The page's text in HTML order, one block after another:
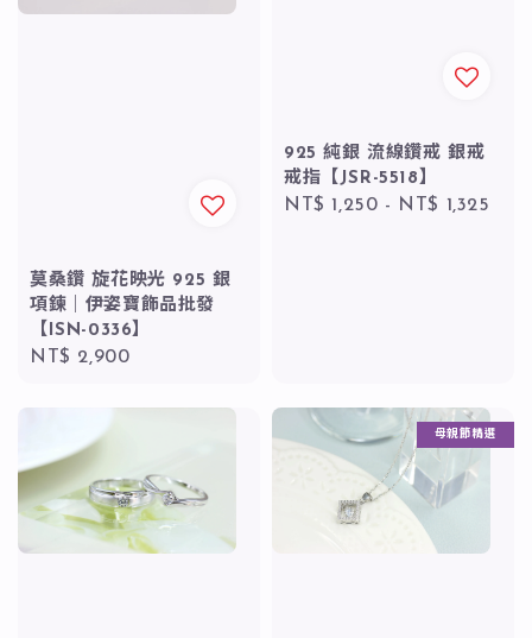
莫桑鑽 旋花映光 925 銀
項鍊｜伊姿寶飾品批發
【ISN-0336】
Regular
NT$ 2,900
925 純銀 流線鑽戒 銀戒
戒指【JSR-5518】
Regular
NT$ 1,250 - NT$ 1,325
母親節精選